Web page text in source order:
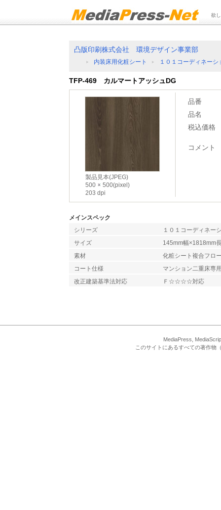
欲
凸版印刷株式会社 環境デザイン事業部
内装床用化粧シート １０１コーディネー
TFP-469 カルマートアッシュDG
製品見本(JPEG)
500
500(pixel)
203 dpi
品番
品名
税込価格
コメント
メインスペック
シリーズ
１０１コーディネー
サイズ
145mm幅×1818mm
素材
化粧シート複合フロ
コート仕様
マンション二重床専
改正建築基準法対応
Ｆ☆☆☆☆対応
MediaPress,
このサイトにあるすべての著作物